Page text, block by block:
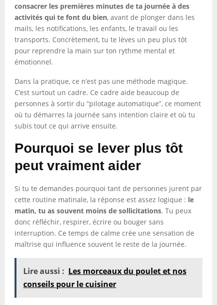
consacrer les premières minutes de ta journée à des
activités qui te font du bien, avant de plonger dans les
mails, les notifications, les enfants, le travail ou les
transports. Concrètement, tu te lèves un peu plus tôt
pour reprendre la main sur ton rythme mental et
émotionnel.
Dans la pratique, ce n’est pas une méthode magique.
C’est surtout un cadre. Ce cadre aide beaucoup de
personnes à sortir du “pilotage automatique”, ce moment
où tu démarres la journée sans intention claire et où tu
subis tout ce qui arrive ensuite.
Pourquoi se lever plus tôt
peut vraiment aider
Si tu te demandes pourquoi tant de personnes jurent par
cette routine matinale, la réponse est assez logique : le
matin, tu as souvent moins de sollicitations. Tu peux
donc réfléchir, respirer, écrire ou bouger sans
interruption. Ce temps de calme crée une sensation de
maîtrise qui influence souvent le reste de la journée.
Lire aussi : Les morceaux du poulet et nos
conseils pour le cuisiner